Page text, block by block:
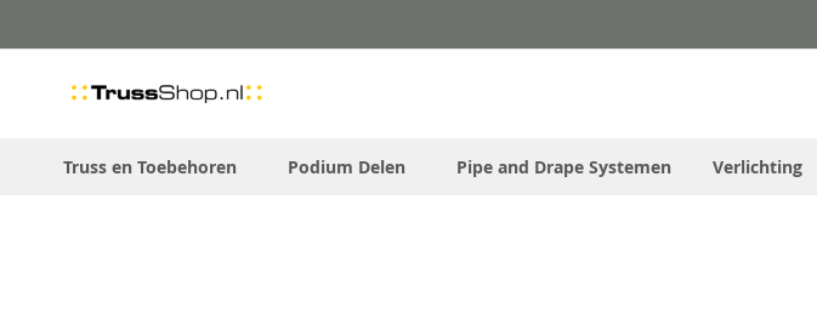
to
Truss en Toebehoren
Podium Delen Pipe and Drape Systemen Verlichting